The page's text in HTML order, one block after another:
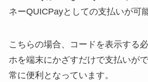
ネーQUICPayとしての支払いが可
こちらの場合、コードを表示する
ホを端末にかざすだけで支払いが
常に便利となっています。